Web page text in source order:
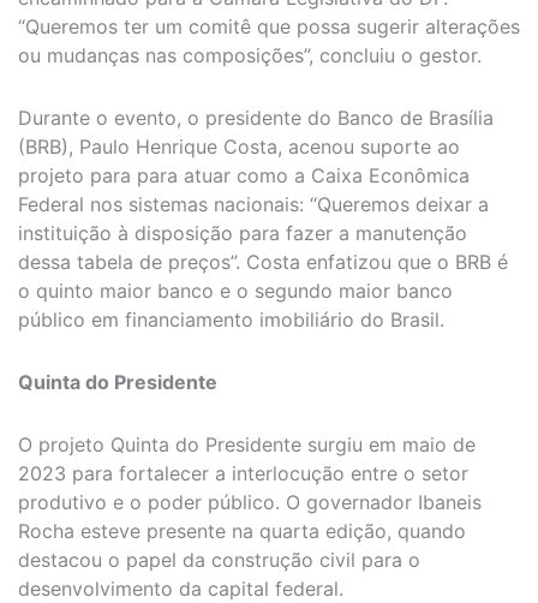
“Queremos ter um comitê que possa sugerir alterações
ou mudanças nas composições”, concluiu o gestor.
Durante o evento, o presidente do Banco de Brasília
(BRB), Paulo Henrique Costa, acenou suporte ao
projeto para para atuar como a Caixa Econômica
Federal nos sistemas nacionais: “Queremos deixar a
instituição à disposição para fazer a manutenção
dessa tabela de preços”. Costa enfatizou que o BRB é
o quinto maior banco e o segundo maior banco
público em financiamento imobiliário do Brasil.
Quinta do Presidente
O projeto Quinta do Presidente surgiu em maio de
2023 para fortalecer a interlocução entre o setor
produtivo e o poder público. O governador Ibaneis
Rocha esteve presente na quarta edição, quando
destacou o papel da construção civil para o
desenvolvimento da capital federal.